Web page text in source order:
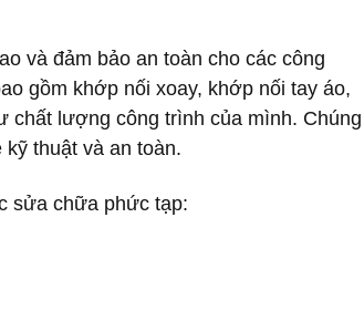
và đảm bảo an toàn cho các công
gồm khớp nối xoay, khớp nối tay áo,
chất lượng công trình của mình. Chúng
thuật và an toàn.
sửa chữa phức tạp: